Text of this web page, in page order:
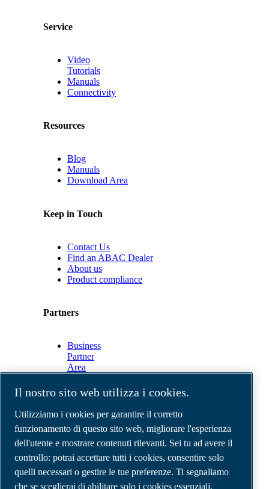
Service
Video
Tutorials
Manuals
Connectivity
Resources
Blog
Manuals
Download Area
Keep in Touch
Contact Us
Find an ABAC Dealer
About us
Product compliance
Partners
Business
Partner
Area
Connect
2.0
Business
ABAC
Media
Gallery
©2026 Compressori d'aria ABAC
Note legali e privacy
Il nostro sito web utilizza i cookies.
Utilizziamo i cookies per garantire il corretto
funzionamento di questo sito web, migliorare l'esperienza
dell'utente e mostrare contenuti rilevanti. Sei tu ad avere il
controllo: potrai accettare tutti i cookies, consentire solo
quelli necessari o gestire le tue preferenze. Ti segnaliamo
che se sceglierai di abilitare solo i cookies essenziali,